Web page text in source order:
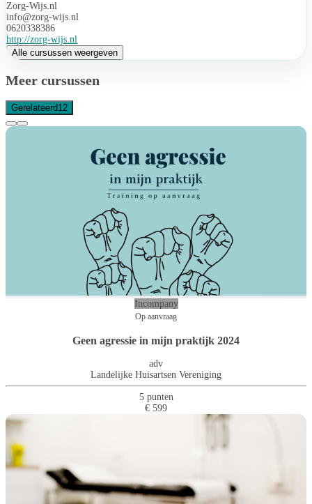
Zorg-Wijs.nl
info@zorg-wijs.nl
0620338386
http://zorg-wijs.nl
Alle cursussen weergeven
Meer cursussen
Gerelateerd12
Incompany
Op aanvraag
Geen agressie in mijn praktijk 2024
adv
Landelijke Huisartsen Vereniging
5 punten
€ 599